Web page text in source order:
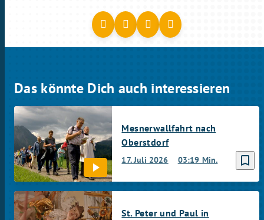
Das könnte Dich auch interessieren
bookmark_border
17. Juli 2026 03:19 Min.
Mesnerwallfahrt nach
Oberstdorf
St. Peter und Paul in